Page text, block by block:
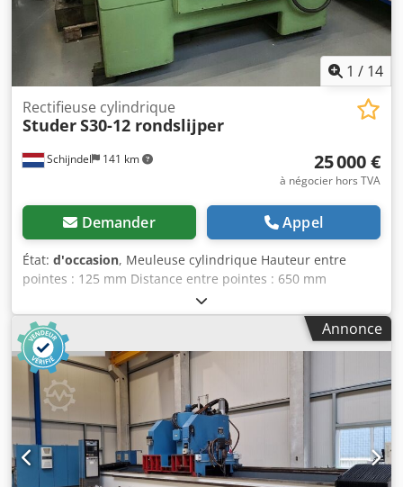
1 / 14
Schijndel 141 km
Rectifieuse cylindrique
StuderS30-12 rondslijper
25 000 €
à négocier hors TVA
Demander Appel
État: d'occasion, Meuleuse cylindrique Hauteur entre
pointes : 125 mm Distance entre pointes : 650 mm
Diamètre de meulage : 250 mm Diamètre de la meule :
400 mm Puissance totale requise : 8 kW Poids : environ
2 500 kg Il s’agit d’une machine de Machines4you.
Dcjdegfqn Nepfx Ap Eok
Annonce